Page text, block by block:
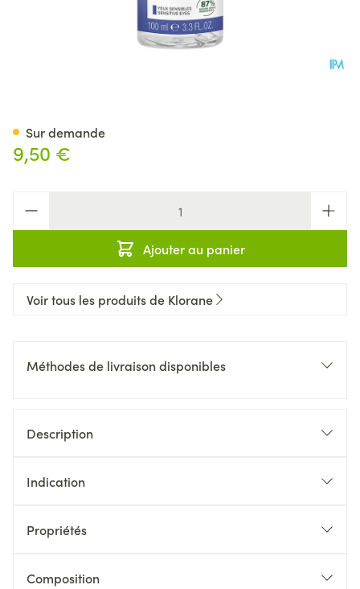
9,50 €
Ajouter au panier
Sur demande
Voir tous les produits de Klorane
Méthodes de livraison disponibles
Description
Indication
Propriétés
Composition